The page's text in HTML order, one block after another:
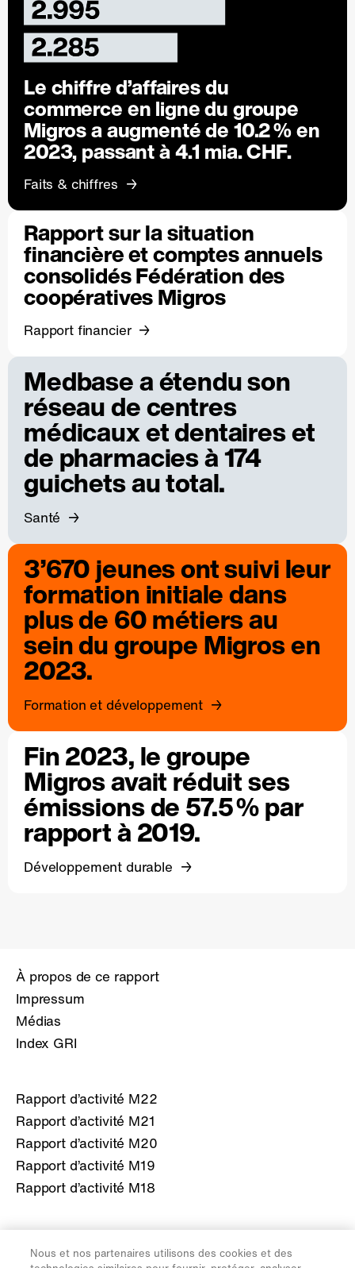
Le chiffre d’affaires du
commerce en ligne du groupe
Migros a augmenté de 10.2 % en
2023, passant à 4.1 mia. CHF.
Faits & chiffres
Rapport sur la situation
financière et comptes annuels
consolidés Fédération des
coopératives Migros
Rapport financier
Medbase a étendu son
réseau de centres
médicaux et dentaires et
de pharmacies à 174
guichets au total.
Santé
3’670 jeunes ont suivi leur
formation initiale dans
plus de 60 métiers au
sein du groupe Migros en
2023.
Formation et développement
Fin 2023, le groupe
Migros avait réduit ses
émissions de 57.5 % par
rapport à 2019.
Développement durable
À propos de ce rapport
Impressum
Médias
Index GRI
Rapport d’activité M22
Rapport d’activité M21
Rapport d’activité M20
Rapport d’activité M19
Rapport d’activité M18
migros.ch
Nous et nos partenaires utilisons des cookies et des